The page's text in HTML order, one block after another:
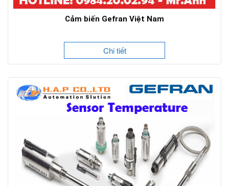
Cảm biến Gefran Việt Nam
Chi tiết